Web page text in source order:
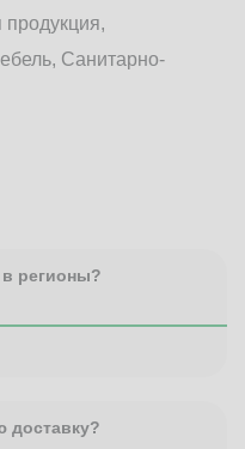
продукция,
Санитарно-
в регионы?
доставку?